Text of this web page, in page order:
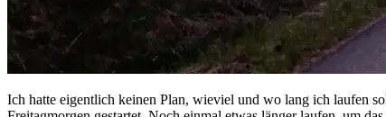
Ich hatte eigentlich keinen Plan, wieviel und wo lang ich laufen